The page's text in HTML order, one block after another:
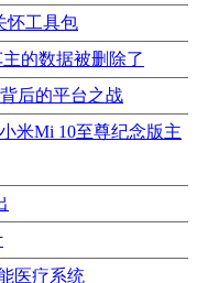
怀工具包
的数据被删除了
后的平台之战
米Mi 10至尊纪念版主
医疗系统